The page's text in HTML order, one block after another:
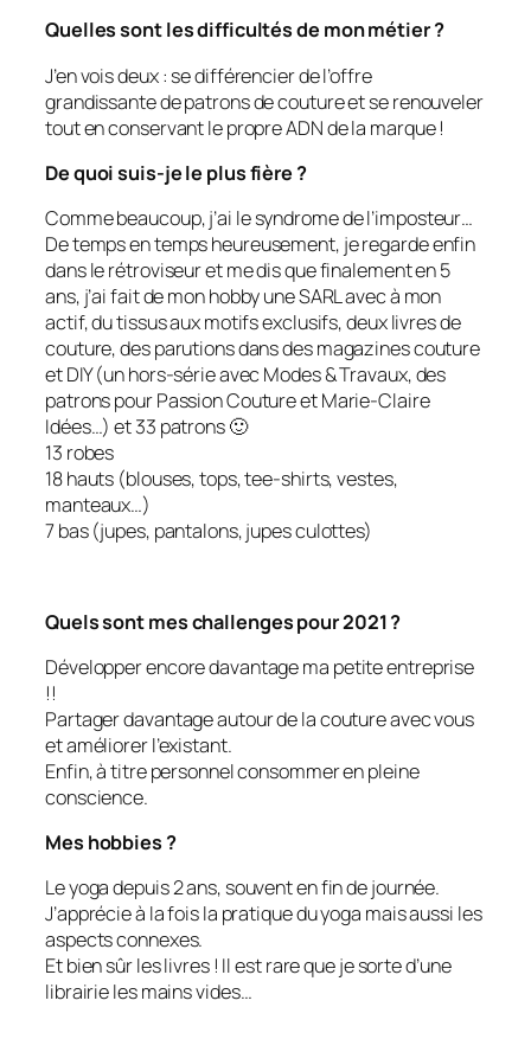
Quelles sont les difficultés de mon métier ?
J’en vois deux : se différencier de l’offre
grandissante de patrons de couture et se renouveler
tout en conservant le propre ADN de la marque !
De quoi suis-je le plus fière ?
Comme beaucoup, j’ai le syndrome de l’imposteur…
De temps en temps heureusement, je regarde enfin
dans le rétroviseur et me dis que finalement en 5
ans, j’ai fait de mon hobby une SARL avec à mon
actif, du tissus aux motifs exclusifs, deux livres de
couture, des parutions dans des magazines couture
et DIY (un hors-série avec Modes & Travaux, des
patrons pour Passion Couture et Marie-Claire
Idées…) et 33 patrons 🙂
13 robes
18 hauts (blouses, tops, tee-shirts, vestes,
manteaux…)
7 bas (jupes, pantalons, jupes culottes)
Quels sont mes challenges pour 2021 ?
Développer encore davantage ma petite entreprise
!!
Partager davantage autour de la couture avec vous
et améliorer l’existant.
Enfin, à titre personnel consommer en pleine
conscience.
Mes hobbies ?
Le yoga depuis 2 ans, souvent en fin de journée.
J’apprécie à la fois la pratique du yoga mais aussi les
aspects connexes.
Et bien sûr les livres ! Il est rare que je sorte d’une
librairie les mains vides…